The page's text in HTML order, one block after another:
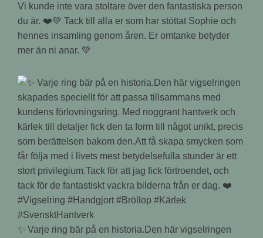
Vi kunde inte vara stoltare över den fantastiska person
du är. ❤️💚 Tack till alla er som har stöttat Sophie och
hennes insamling genom åren. Er omtanke betyder
mer än ni anar. 💚
✨ Varje ring bär på en historia.Den här vigselringen